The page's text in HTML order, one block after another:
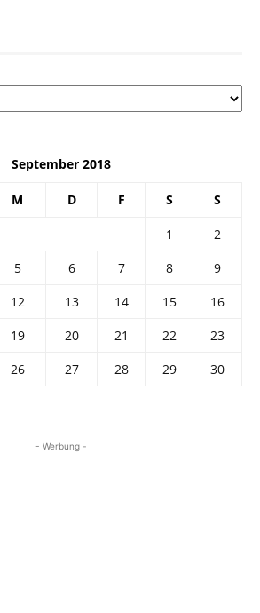
September 2018
M D F S S
1
2
5 6 7 8
9
12 13 14 15
16
19 20 21 22
23
26 27 28 29
30
- Werbung -